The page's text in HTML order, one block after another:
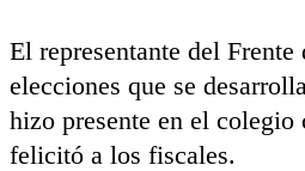
El representante del
elecciones que se
hizo presente en el colegio
felicitó a los fiscales.